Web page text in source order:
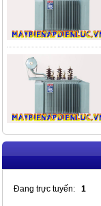
Đang trực tuyến: 1